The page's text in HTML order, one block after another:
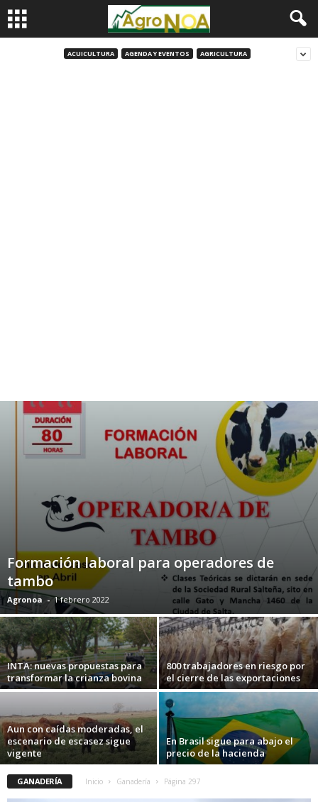
ACUICULTURA AGENDA Y EVENTOS AGRICULTURA
Formación laboral para operadores de
tambo
Agronoa - 1 febrero 2022
INTA: nuevas propuestas para
transformar la crianza bovina
800 trabajadores en riesgo por
el cierre de las exportaciones
Aun con caídas moderadas, el
escenario de escasez sigue
vigente
En Brasil sigue para abajo el
precio de la hacienda
GANADERÍA Inicio Ganadería Página 297